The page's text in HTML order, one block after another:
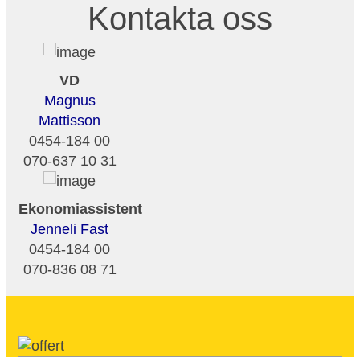
Kontakta oss
VD
Magnus
Mattisson
0454-184 00
070-637 10 31
Ekonomiassistent
Jenneli Fast
0454-184 00
070-836 08 71